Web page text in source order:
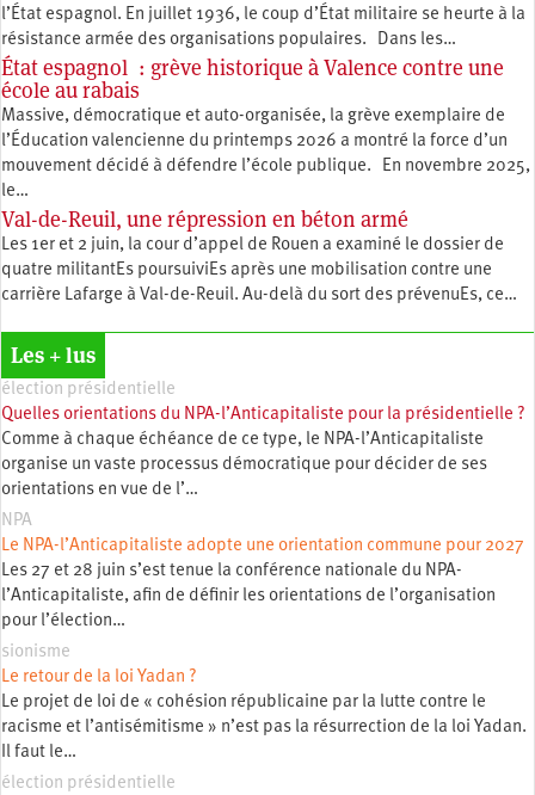
l’État espagnol. En juillet 1936, le coup d’État militaire se heurte à la
résistance armée des organisations populaires. Dans les…
État espagnol : grève historique à Valence contre une
école au rabais
Massive, démocratique et auto-organisée, la grève exemplaire de
l’Éducation valencienne du printemps 2026 a montré la force d’un
mouvement décidé à défendre l’école publique. En novembre 2025,
le…
Val-de-Reuil, une répression en béton armé
Les 1er et 2 juin, la cour d’appel de Rouen a examiné le dossier de
quatre militantEs poursuiviEs après une mobilisation contre une
carrière Lafarge à Val-de-Reuil. Au-delà du sort des prévenuEs, ce…
Les + lus
élection présidentielle
Quelles orientations du NPA-l’Anticapitaliste pour la présidentielle ?
Comme à chaque échéance de ce type, le NPA-l’Anticapitaliste
organise un vaste processus démocratique pour décider de ses
orientations en vue de l’…
NPA
Le NPA-l’Anticapitaliste adopte une orientation commune pour 2027
Les 27 et 28 juin s’est tenue la conférence nationale du NPA-
l’Anticapitaliste, afin de définir les orientations de l’organisation
pour l’élection…
sionisme
Le retour de la loi Yadan ?
Le projet de loi de « cohésion républicaine par la lutte contre le
racisme et l’antisémitisme » n’est pas la résurrection de la loi Yadan.
Il faut le…
élection présidentielle